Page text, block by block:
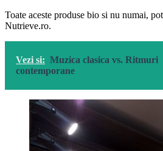
Toate aceste produse bio si nu numai,
Nutrieve.ro.
Vezi si: Muzica clasica vs. Ritmuri
contemporane